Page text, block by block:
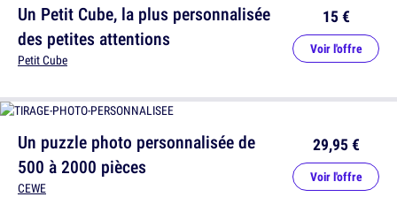
Un Petit Cube, la plus personnalisée
des petites attentions
Petit Cube
15 €
Voir l'offre
Un puzzle photo personnalisée de
500 à 2000 pièces
CEWE
29,95 €
Voir l'offre